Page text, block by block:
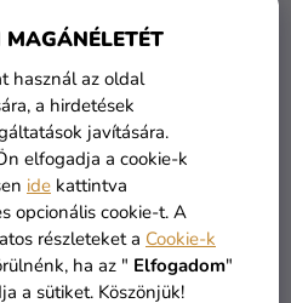
használ az oldal
a hirdetések
javítására.
elfogadja a cookie-k
ide kattintva
opcionális cookie-t. A
részleteket a Cookie-k
ha az " Elfogadom"
a sütiket. Köszönjük!
Konfetti ágyu -
világoskék 60 cm